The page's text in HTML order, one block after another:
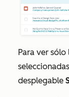
Para ver sólo
desplegable